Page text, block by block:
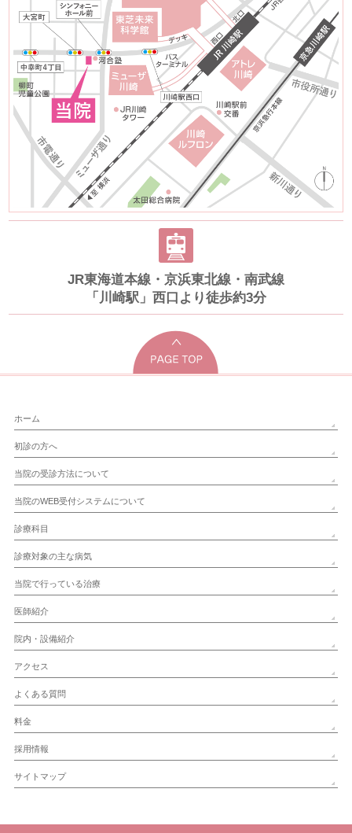
JR東海道本線・京浜東北線・南武線
「川崎駅」西口より徒歩約3分
ホーム
初診の方へ
当院の受診方法について
当院のWEB受付システムについて
診療科目
診療対象の主な病気
当院で行っている治療
医師紹介
院内・設備紹介
アクセス
よくある質問
料金
採用情報
サイトマップ